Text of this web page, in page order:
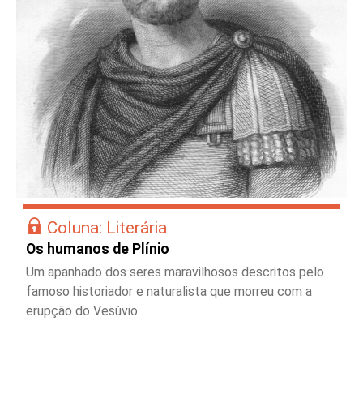
Coluna: Literária
Os humanos de Plínio
Um apanhado dos seres maravilhosos descritos pelo
famoso historiador e naturalista que morreu com a
erupção do Vesúvio